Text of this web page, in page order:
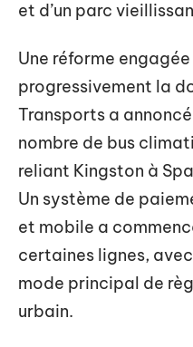
et d’un parc
Une réforme
progressivement la
Transports a
nombre de bus
reliant Kingston à
Un système de
et mobile a
certaines lignes,
mode principal de
urbain.